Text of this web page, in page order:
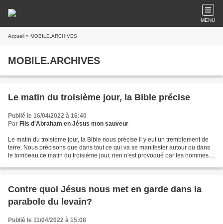
MENU
Accueil » MOBILE.ARCHIVES
MOBILE.ARCHIVES
Le matin du troisième jour, la Bible précise
Publié le 16/04/2022 à 16:40
Par Fils d'Abraham en Jésus mon sauveur
Le matin du troisième jour, la Bible nous précise Il y eut un tremblement de
terre. Nous précisons que dans tout ce qui va se manifester autour ou dans
le tombeau ce matin du troisième jour, rien n'est provoqué par les hommes,
Contre quoi Jésus nous met en garde dans la
parabole du levain?
Publié le 11/04/2022 à 15:08